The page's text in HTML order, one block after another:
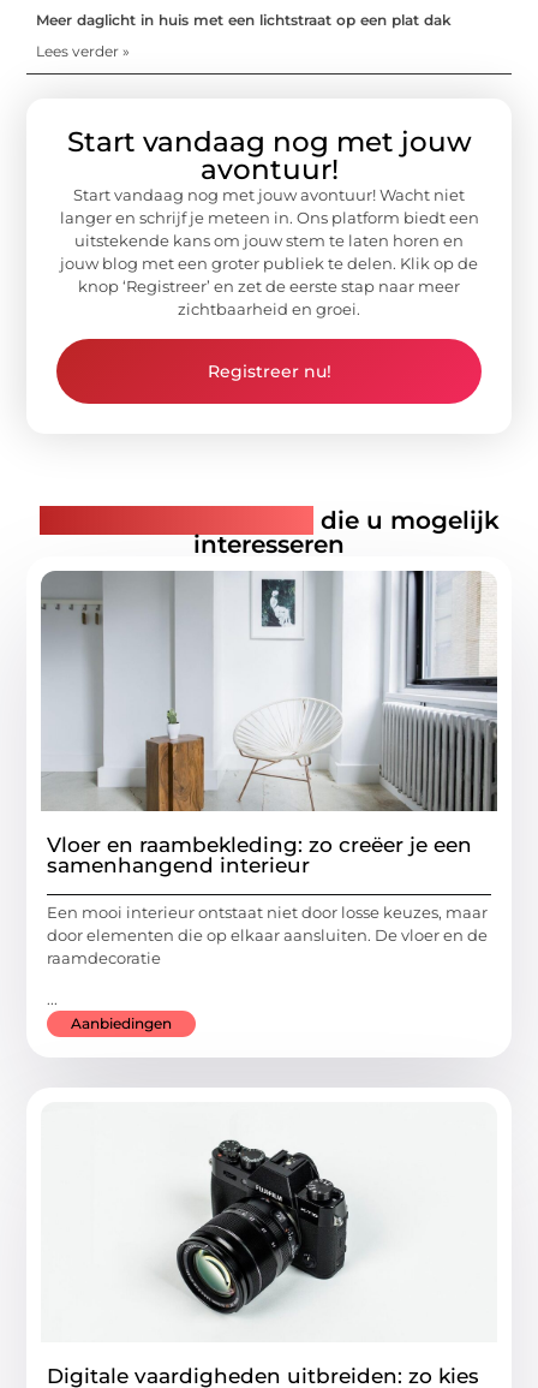
Meer daglicht in huis met een lichtstraat op een plat dak
Lees verder »
Start vandaag nog met jouw
avontuur!
Start vandaag nog met jouw avontuur! Wacht niet
langer en schrijf je meteen in. Ons platform biedt een
uitstekende kans om jouw stem te laten horen en
jouw blog met een groter publiek te delen. Klik op de
knop ‘Registreer’ en zet de eerste stap naar meer
zichtbaarheid en groei.
Registreer nu!
die u mogelijk
interesseren
Vloer en raambekleding: zo creëer je een
samenhangend interieur
Een mooi interieur ontstaat niet door losse keuzes, maar
door elementen die op elkaar aansluiten. De vloer en de
raamdecoratie
...
Aanbiedingen
Digitale vaardigheden uitbreiden: zo kies